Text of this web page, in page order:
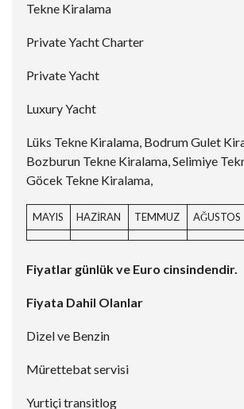
Tekne Kiralama
Private Yacht Charter
Private Yacht
Luxury Yacht
Lüks Tekne Kiralama, Bodrum Gulet
Bozburun Tekne Kiralama, Selimiye
Göcek Tekne Kiralama,
MAYIS HAZİRAN TEMMUZ AĞUSTOS
Fiyatlar günlük ve Euro cinsindendir.
Fiyata Dahil Olanlar
Dizel ve Benzin
Mürettebat servisi
Yurtiçi transitlog